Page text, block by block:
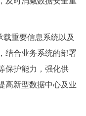
重要信息系统以及
结合业务系统的部署
保护能力，强化供
高新型数据中心及业